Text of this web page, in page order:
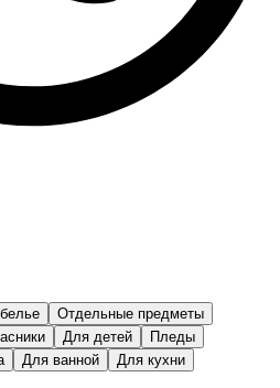
Отдельные предметы
Для детей
Пледы
Для ванной
Для кухни